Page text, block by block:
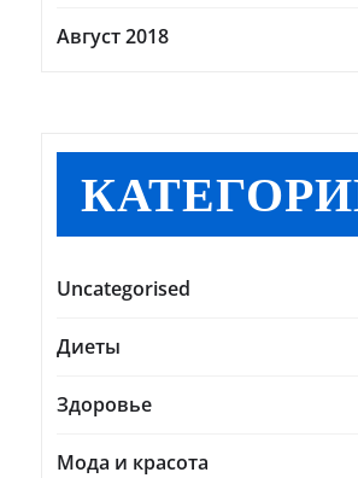
Август 2018
Uncategorised
Диеты
Здоровье
Мода и красота